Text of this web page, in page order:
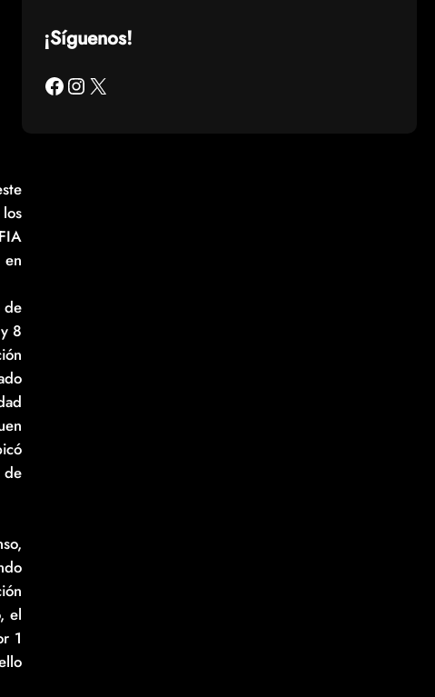
de
8
de
el
1
¡Síguenos!
Facebook Instagram X